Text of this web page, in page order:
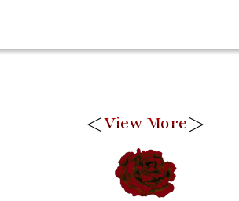
＜View More＞